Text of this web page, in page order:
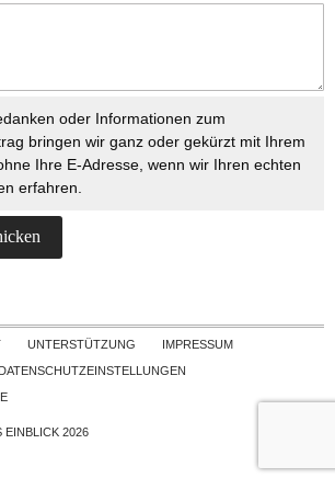
oder Informationen zum
bringen wir ganz oder gekürzt mit Ihrem
Ihre E-Adresse, wenn wir Ihren echten
erfahren.
Skip to content
UNTERSTÜTZUNG
IMPRESSUM
DATENSCHUTZEINSTELLUNGEN
EINBLICK 2026